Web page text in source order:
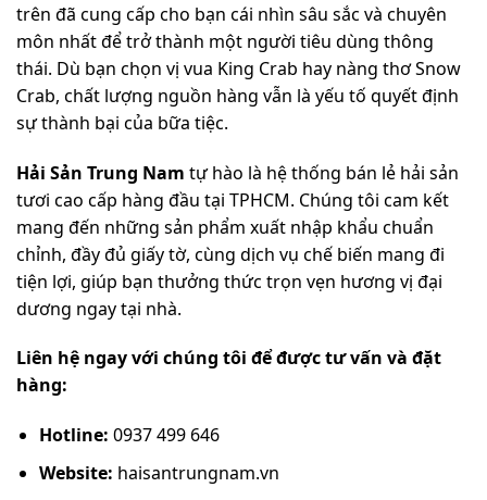
trên đã cung cấp cho bạn cái nhìn sâu sắc và chuyên
môn nhất để trở thành một người tiêu dùng thông
thái. Dù bạn chọn vị vua King Crab hay nàng thơ Snow
Crab, chất lượng nguồn hàng vẫn là yếu tố quyết định
sự thành bại của bữa tiệc.
Hải Sản Trung Nam tự hào là hệ thống bán lẻ hải sản
tươi cao cấp hàng đầu tại TPHCM. Chúng tôi cam kết
mang đến những sản phẩm xuất nhập khẩu chuẩn
chỉnh, đầy đủ giấy tờ, cùng dịch vụ chế biến mang đi
tiện lợi, giúp bạn thưởng thức trọn vẹn hương vị đại
dương ngay tại nhà.
Liên hệ ngay với chúng tôi để được tư vấn và đặt
hàng:
Hotline: 0937 499 646
Website: haisantrungnam.vn